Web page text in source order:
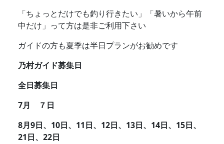
「ちょっとだけでも釣り行きたい」「暑いから午前
中だけ」って方は是非ご利用下さい
ガイドの方も夏季は半日プランがお勧めです
乃村ガイド募集日
全日募集日
7月 ７日
8月9日、10日、11日、12日、13日、14日、15日、
21日、22日